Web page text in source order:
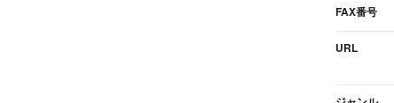
FAX番号
URL